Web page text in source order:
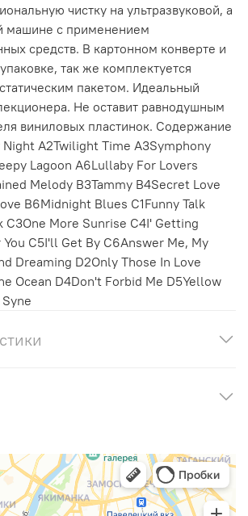
чистку на ультразвуковой, а
машине с применением
средств. В картонном конверте и
так же комплектуется
пакетом. Идеальный
Не оставит равнодушным
виниловых пластинок. Содержание
Night A2Twilight Time A3Symphony
Lagoon A6Lullaby For Lovers
Melody B3Tammy B4Secret Love
B6Midnight Blues C1Funny Talk
C3One More Sunrise C4I' Getting
C5I'll Get By C6Answer Me, My
Dreaming D2Only Those In Love
Ocean D4Don't Forbid Me D5Yellow